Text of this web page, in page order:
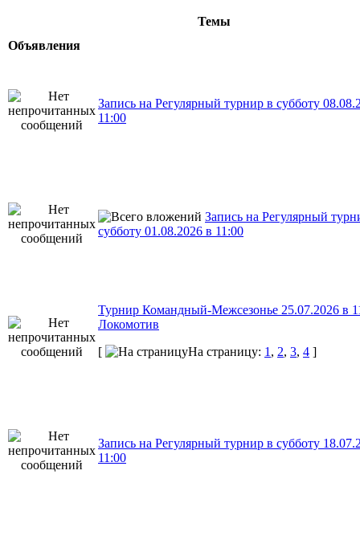
Темы
Объявления
Запись на Регулярный турнир в субботу
11:00
Запись на Регулярный
субботу 01.08.2026 в 11:00
Турнир Командный-Межсезонье 25.07.2026 в
Локомотив
[
На страницу: 1 , 2, 3, 4 ]
Запись на Регулярный турнир в субботу
11:00